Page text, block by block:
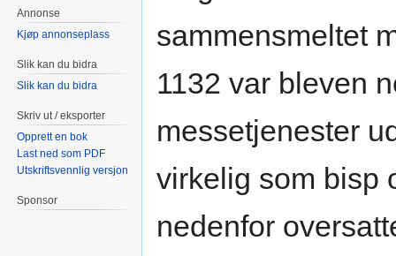
sammensmeltet
1132 var bleven
messetjenester
virkelig som bisp
nedenfor
Annonse
Kjøp annonseplass
Slik kan du bidra
Slik kan du bidra
Skriv ut / eksporter
Opprett en bok
Last ned som PDF
Utskriftsvennlig versjon
Sponsor